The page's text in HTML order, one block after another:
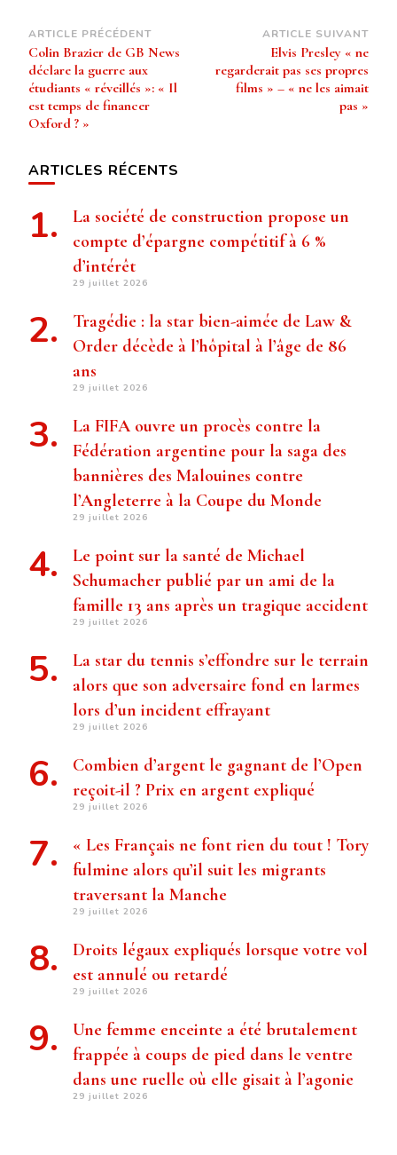
Navigation
d’article
ARTICLE PRÉCÉDENT
Colin Brazier de GB News
déclare la guerre aux
étudiants « réveillés »: « Il
est temps de financer
Oxford ? »
ARTICLE SUIVANT
Elvis Presley « ne
regarderait pas ses propres
films » – « ne les aimait
pas »
ARTICLES RÉCENTS
La société de construction propose un
compte d’épargne compétitif à 6 %
d’intérêt
29 juillet 2026
Tragédie : la star bien-aimée de Law &
Order décède à l’hôpital à l’âge de 86
ans
29 juillet 2026
La FIFA ouvre un procès contre la
Fédération argentine pour la saga des
bannières des Malouines contre
l’Angleterre à la Coupe du Monde
29 juillet 2026
Le point sur la santé de Michael
Schumacher publié par un ami de la
famille 13 ans après un tragique accident
29 juillet 2026
La star du tennis s’effondre sur le terrain
alors que son adversaire fond en larmes
lors d’un incident effrayant
29 juillet 2026
Combien d’argent le gagnant de l’Open
reçoit-il ? Prix ​​en argent expliqué
29 juillet 2026
« Les Français ne font rien du tout ! Tory
fulmine alors qu’il suit les migrants
traversant la Manche
29 juillet 2026
Droits légaux expliqués lorsque votre vol
est annulé ou retardé
29 juillet 2026
Une femme enceinte a été brutalement
frappée à coups de pied dans le ventre
dans une ruelle où elle gisait à l’agonie
29 juillet 2026